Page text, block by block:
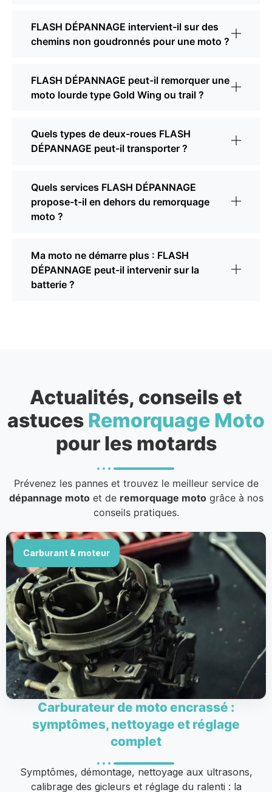
FLASH DÉPANNAGE intervient-il sur des
chemins non goudronnés pour une moto ?
FLASH DÉPANNAGE peut-il remorquer une
moto lourde type Gold Wing ou trail ?
Quels types de deux-roues FLASH
DÉPANNAGE peut-il transporter ?
Quels services FLASH DÉPANNAGE
propose-t-il en dehors du remorquage
moto ?
Ma moto ne démarre plus : FLASH
DÉPANNAGE peut-il intervenir sur la
batterie ?
Actualités, conseils et
astuces Remorquage Moto
pour les motards
Prévenez les pannes et trouvez le meilleur service de
dépannage motoet de remorquage motogrâce à nos
conseils pratiques.
Carburant & moteur
Carburateur de moto encrassé :
symptômes, nettoyage et réglage
complet
Symptômes, démontage, nettoyage aux ultrasons,
calibrage des gicleurs et réglage du ralenti : la